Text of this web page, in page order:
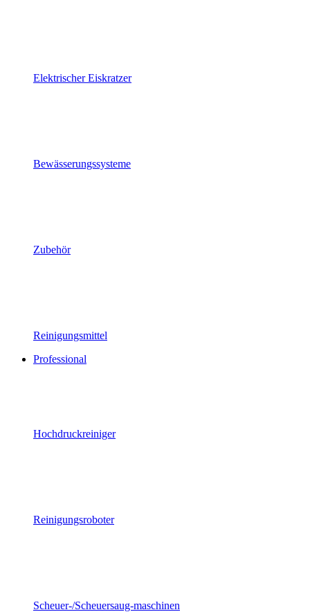
Elektrischer Eiskratzer
Bewässerungssysteme
Zubehör
Reinigungsmittel
Professional
Hochdruckreiniger
Reinigungsroboter
Scheuer-/Scheuersaug-maschinen